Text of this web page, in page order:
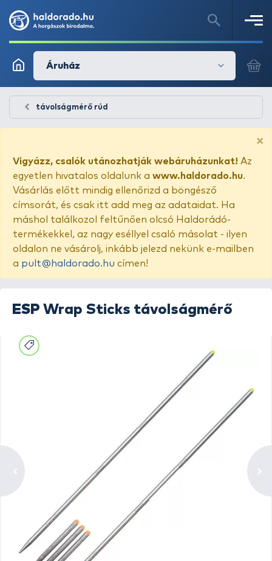
Áruház
távolságmérő rúd
×
Vigyázz, csalók utánozhatják webáruházunkat! Az
egyetlen hivatalos oldalunk a www.haldorado.hu.
Vásárlás előtt mindig ellenőrizd a böngésző
címsorát, és csak itt add meg az adataidat. Ha
máshol találkozol feltűnően olcsó Haldorádó-
termékekkel, az nagy eséllyel csaló másolat - ilyen
oldalon ne vásárolj, inkább jelezd nekünk e-mailben
a pult@haldorado.hu címen!
ESP Wrap Sticks távolságmérő